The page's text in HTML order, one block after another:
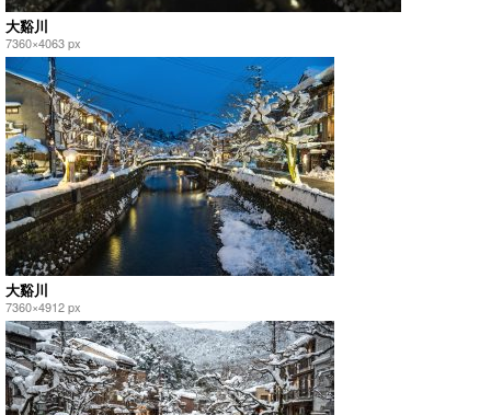
大谿川
7360×4063 px
大谿川
7360×4912 px